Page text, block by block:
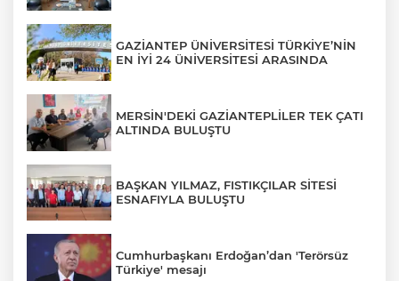
GAZİANTEP ÜNİVERSİTESİ TÜRKİYE’NİN
EN İYİ 24 ÜNİVERSİTESİ ARASINDA
MERSİN'DEKİ GAZİANTEPLİLER TEK ÇATI
ALTINDA BULUŞTU
BAŞKAN YILMAZ, FISTIKÇILAR SİTESİ
ESNAFIYLA BULUŞTU
Cumhurbaşkanı Erdoğan’dan 'Terörsüz
Türkiye' mesajı